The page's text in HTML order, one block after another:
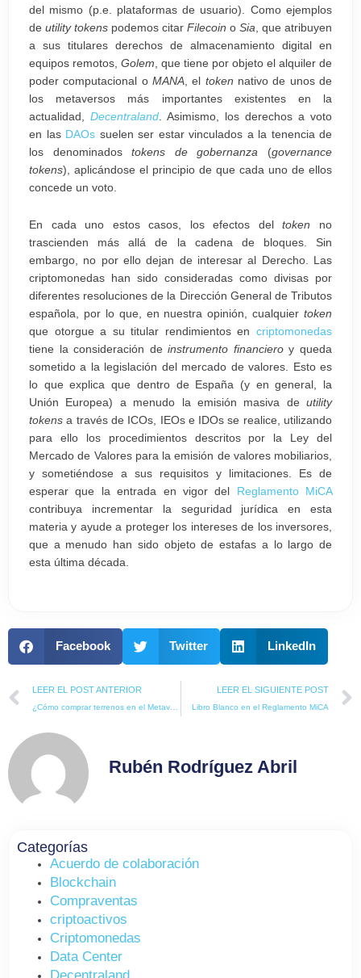
del mismo (p.e. plataformas de usuario). Como ejemplos
de utility tokens podemos citar Filecoin o Sia , que atribuyen
a sus titulares derechos de almacenamiento digital en
equipos remotos, Golem , que tiene por objeto el alquiler de
poder computacional o MANA , el token nativo de unos de
los metaversos más importantes existentes en la
actualidad, Decentraland . Asimismo, los derechos a voto
en las DAOs suelen ser estar vinculados a la tenencia de
los denominadostokens de gobernanza (governance
tokens), aplicándose el principio de que cada uno de ellos
concede un voto.
En cada uno estos casos, los efectos deltoken no
trascienden más allá de la cadena de bloques. Sin
embargo, no por ello dejan de interesar al Derecho. Las
criptomonedas han sido consideradas como divisas por
diferentes resoluciones de la Dirección General de Tributos
española, por lo que, en nuestra opinión, cualquier token
que otorgue a su titular rendimientos en criptomonedas
tiene la consideración deinstrumento financieroy queda
sometido a la legislación del mercado de valores. Esto es
lo que explica que dentro de España (y en general, la
Unión Europea) a menudo la emisión masiva de utility
tokens a través de ICOs, IEOs e IDOs se realice, utilizando
para ello los procedimientos descritos por la Ley del
Mercado de Valores para la emisión de valores mobiliarios,
y sometiéndose a sus requisitos y limitaciones. Es de
esperar que la entrada en vigor del Reglamento MiCA
contribuya incrementar la seguridad jurídica en esta
materia y ayude a proteger los intereses de los inversores,
que a menudo han sido objeto de estafas a lo largo de
esta última década.
Facebook Twitter LinkedIn
Prev
LEER EL POST ANTERIOR LEER EL SIGUIENTE POST
Libro Blanco en el Reglamento MiCA
Rubén Rodríguez Abril
Categorías
Acuerdo de colaboración
Blockchain
Compraventas
criptoactivos
Criptomonedas
Data Center
Decentraland